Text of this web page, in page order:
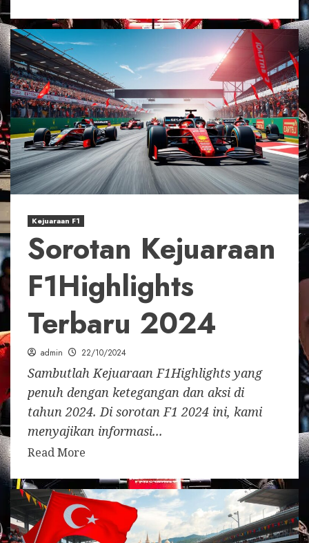
Kejuaraan F1
Sorotan Kejuaraan
F1Highlights
Terbaru 2024
admin 22/10/2024
Sambutlah Kejuaraan F1Highlights yang
penuh dengan ketegangan dan aksi di
tahun 2024. Di sorotan F1 2024 ini, kami
menyajikan informasi...
Read More